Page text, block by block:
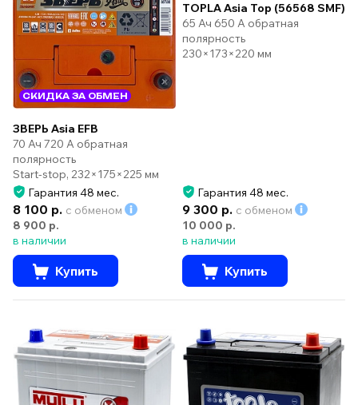
СКИДКА ЗА ОБМЕН
ЗВЕРЬ Asia EFB
70 Ач 720 А обратная
полярность
Start-stop, 232×175×225 мм
Гарантия 48 мес.
8 100 р. с обменом
8 900 р.
в наличии
Купить
TOPLA Asia Top (56568 SMF)
65 Ач 650 А обратная
полярность
230×173×220 мм
Гарантия 48 мес.
9 300 р. с обменом
10 000 р.
в наличии
Купить